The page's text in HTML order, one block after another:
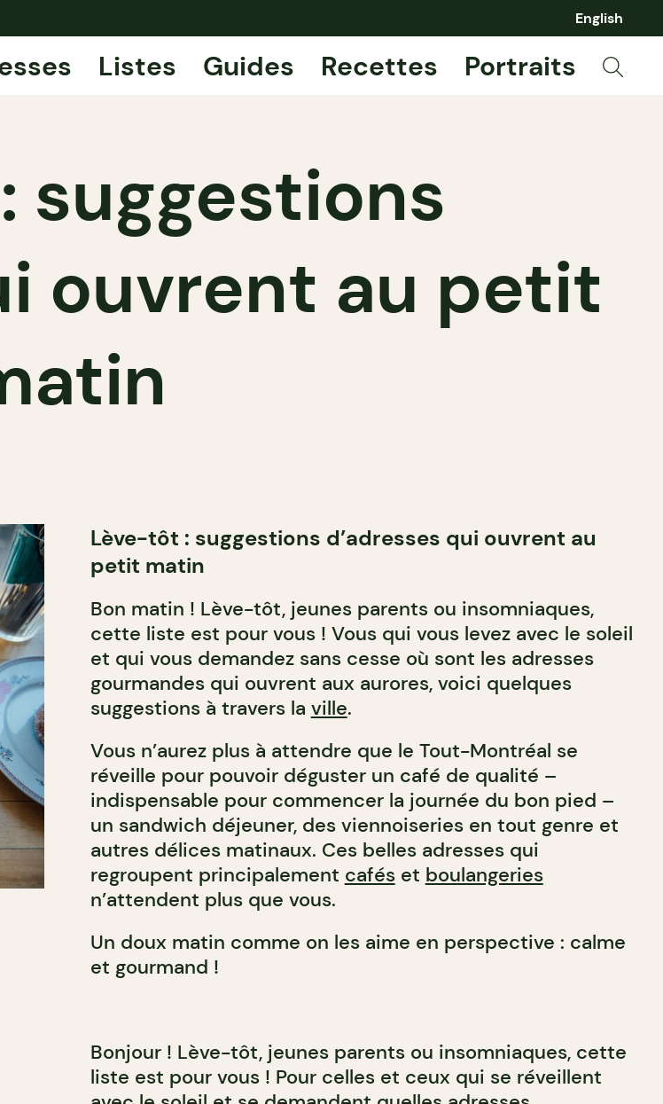
English
Listes Guides Recettes Portraits
suggestions
ouvrent au petit
Lève-tôt : suggestions d’adresses qui ouvrent au
petit matin
Bon matin ! Lève-tôt, jeunes parents ou insomniaques,
cette liste est pour vous ! Vous qui vous levez avec le soleil
et qui vous demandez sans cesse où sont les adresses
gourmandes qui ouvrent aux aurores, voici quelques
suggestions à travers la ville.
Vous n’aurez plus à attendre que le Tout-Montréal se
réveille pour pouvoir déguster un café de qualité –
indispensable pour commencer la journée du bon pied –
un sandwich déjeuner, des viennoiseries en tout genre et
autres délices matinaux. Ces belles adresses qui
regroupent principalement caféset boulangeries
n’attendent plus que vous.
Un doux matin comme on les aime en perspective : calme
et gourmand !
Bonjour ! Lève-tôt, jeunes parents ou insomniaques, cette
liste est pour vous ! Pour celles et ceux qui se réveillent